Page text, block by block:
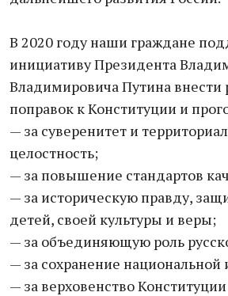
В 2020 году наши граждане
инициативу Президента
Владимировича Путина
поправок к Конституции и
— за суверенитет и
целостность;
— за повышение стандартов
— за историческую правду,
детей, своей культуры и веры;
— за объединяющую роль
— за сохранение национальной
— за верховенство